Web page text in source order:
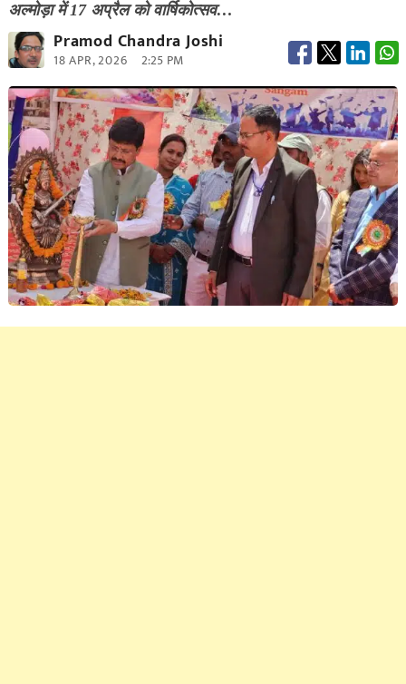
अल्मोड़ा में 17 अप्रैल को वार्षिकोत्सव…
Pramod Chandra Joshi
18 APR, 2026 2:25 PM